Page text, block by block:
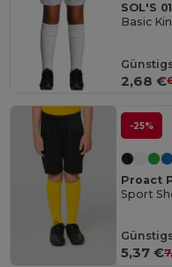
SOL'S
Basic
2,68 €
-25%
Proact
Sport
5,37 €